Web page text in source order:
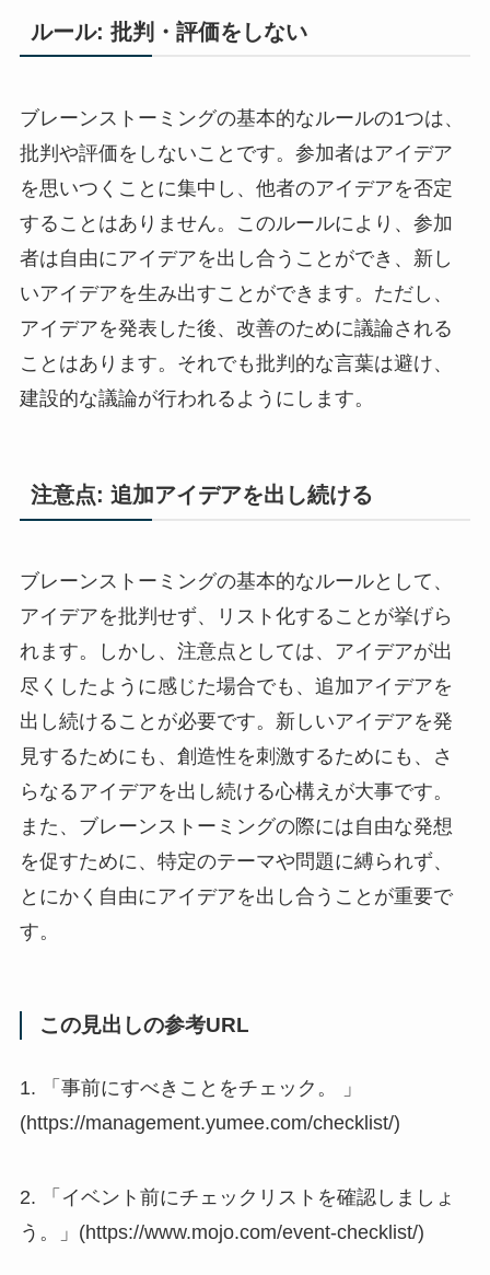
ルール: 批判・評価をしない
ブレーンストーミングの基本的なルールの1つは、
批判や評価をしないことです。参加者はアイデア
を思いつくことに集中し、他者のアイデアを否定
することはありません。このルールにより、参加
者は自由にアイデアを出し合うことができ、新し
いアイデアを生み出すことができます。ただし、
アイデアを発表した後、改善のために議論される
ことはあります。それでも批判的な言葉は避け、
建設的な議論が行われるようにします。
注意点: 追加アイデアを出し続ける
ブレーンストーミングの基本的なルールとして、
アイデアを批判せず、リスト化することが挙げら
れます。しかし、注意点としては、アイデアが出
尽くしたように感じた場合でも、追加アイデアを
出し続けることが必要です。新しいアイデアを発
見するためにも、創造性を刺激するためにも、さ
らなるアイデアを出し続ける心構えが大事です。
また、ブレーンストーミングの際には自由な発想
を促すために、特定のテーマや問題に縛られず、
とにかく自由にアイデアを出し合うことが重要で
す。
この見出しの参考URL
1. 「事前にすべきことをチェック。 」
(https://management.yumee.com/checklist/)
2. 「イベント前にチェックリストを確認しましょ
う。」(https://www.mojo.com/event-checklist/)